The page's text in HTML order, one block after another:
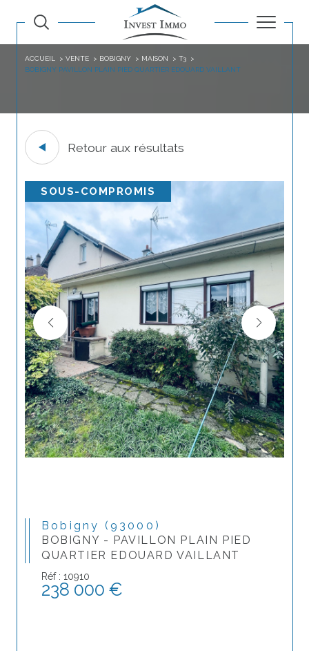
ACCUEIL VENTE BOBIGNY MAISON
T3
BOBIGNY PAVILLON PLAIN PIED QUARTIER EDOUARD VAILLANT
Retour aux résultats
SOUS-COMPROMIS
Bobigny (93000)
BOBIGNY - PAVILLON PLAIN PIED
QUARTIER EDOUARD VAILLANT
Réf : 10910
238 000 €